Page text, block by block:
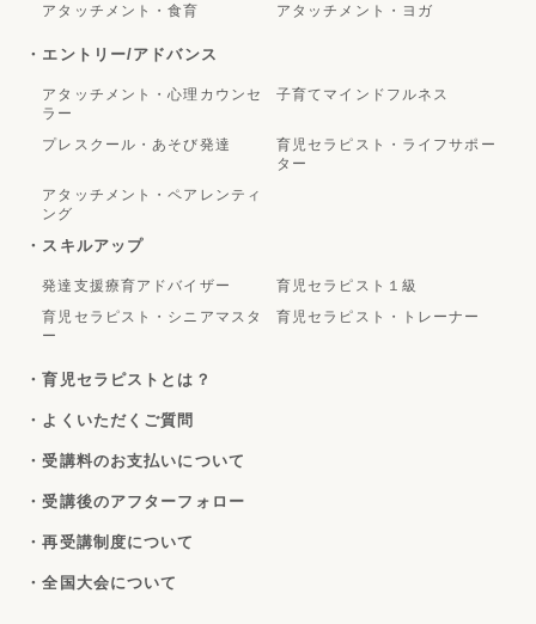
アタッチメント・食育
アタッチメント・ヨガ
・エントリー/アドバンス
アタッチメント・心理カウンセ
ラー
子育てマインドフルネス
プレスクール・あそび発達
育児セラピスト・ライフサポー
ター
アタッチメント・ペアレンティ
ング
・スキルアップ
発達支援療育アドバイザー
育児セラピスト１級
育児セラピスト・シニアマスタ
ー
育児セラピスト・トレーナー
・育児セラピストとは？
・よくいただくご質問
・受講料のお支払いについて
・受講後のアフターフォロー
・再受講制度について
・全国大会について